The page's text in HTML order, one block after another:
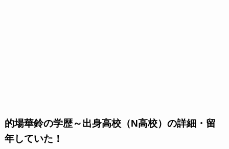
的場華鈴の学歴～出身高校（N高校）の詳細・留
年していた！